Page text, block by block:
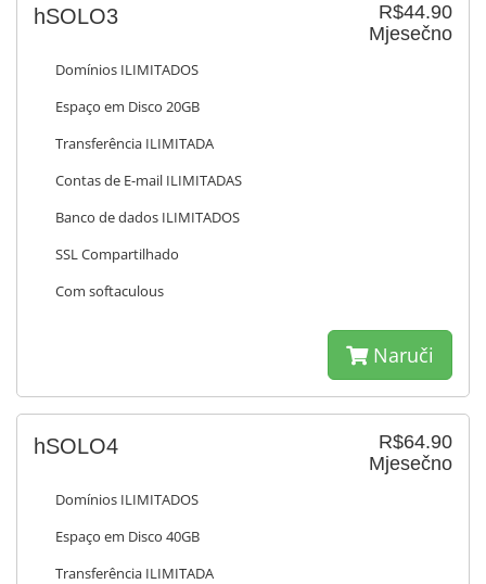
R$44.90
Mjesečno
hSOLO3
Domínios ILIMITADOS
Espaço em Disco 20GB
Transferência ILIMITADA
Contas de E-mail ILIMITADAS
Banco de dados ILIMITADOS
SSL Compartilhado
Com softaculous
Naruči
R$64.90
Mjesečno
hSOLO4
Domínios ILIMITADOS
Espaço em Disco 40GB
Transferência ILIMITADA